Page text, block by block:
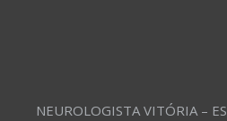
NEUROLOGISTA VITÓRIA – ES